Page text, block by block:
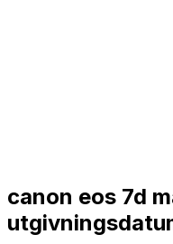
canon eos 7d